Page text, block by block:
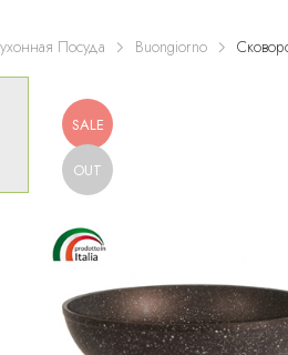
Посуда Buongiorno
SALE
OUT